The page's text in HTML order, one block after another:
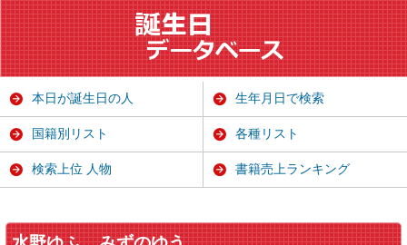
本日が誕生日の人 生年月日で検索
国籍別リスト 各種リスト
検索上位 人物 書籍売上ランキング